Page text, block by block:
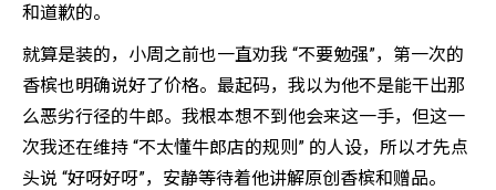
和道歉的。
就算是装的，小周之前也一直劝我 “不要勉强”，第一次的
香槟也明确说好了价格。最起码，我以为他不是能干出那
么恶劣行径的牛郎。我根本想不到他会来这一手，但这一
次我还在维持 “不太懂牛郎店的规则” 的人设，所以才先点
头说 “好呀好呀”，安静等待着他讲解原创香槟和赠品。